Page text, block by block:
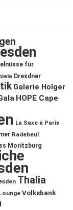
für
Dresdner
Galerie Holger
HOPE Cape
La Saxe à Paris
Radebeul
Moritzburg
Thalia
Volksbank